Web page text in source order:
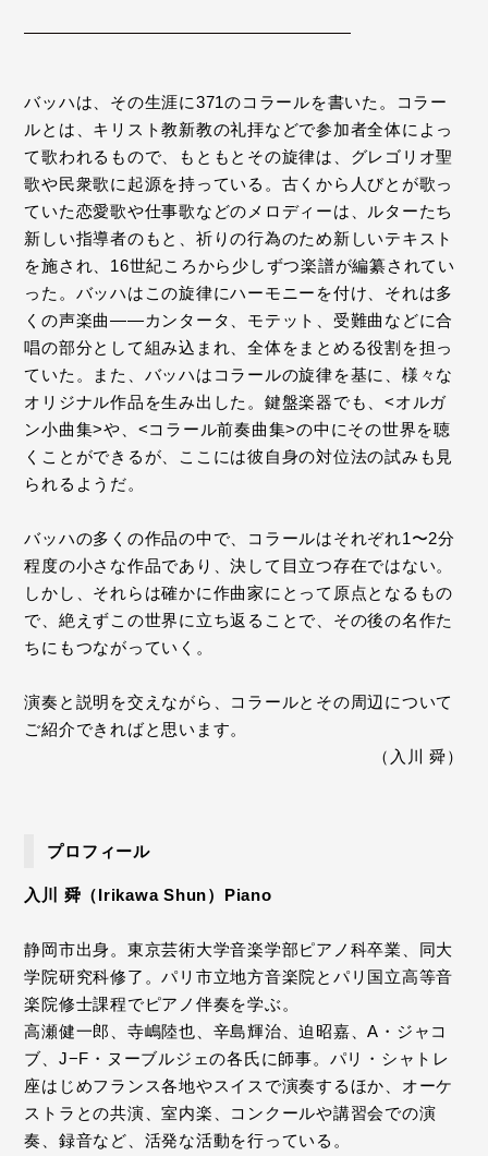
バッハは、その生涯に371のコラールを書いた。コラー
ルとは、キリスト教新教の礼拝などで参加者全体によっ
て歌われるもので、もともとその旋律は、グレゴリオ聖
歌や民衆歌に起源を持っている。古くから人びとが歌っ
ていた恋愛歌や仕事歌などのメロディーは、ルターたち
新しい指導者のもと、祈りの行為のため新しいテキスト
を施され、16世紀ころから少しずつ楽譜が編纂されてい
った。バッハはこの旋律にハーモニーを付け、それは多
くの声楽曲――カンタータ、モテット、受難曲などに合
唱の部分として組み込まれ、全体をまとめる役割を担っ
ていた。また、バッハはコラールの旋律を基に、様々な
オリジナル作品を生み出した。鍵盤楽器でも、<オルガ
ン小曲集>や、<コラール前奏曲集>の中にその世界を聴
くことができるが、ここには彼自身の対位法の試みも見
られるようだ。
バッハの多くの作品の中で、コラールはそれぞれ1〜2分
程度の小さな作品であり、決して目立つ存在ではない。
しかし、それらは確かに作曲家にとって原点となるもの
で、絶えずこの世界に立ち返ることで、その後の名作た
ちにもつながっていく。
演奏と説明を交えながら、コラールとその周辺について
ご紹介できればと思います。
（入川 舜）
プロフィール
入川 舜（Irikawa Shun）Piano
静岡市出身。東京芸術大学音楽学部ピアノ科卒業、同大
学院研究科修了。パリ市立地方音楽院とパリ国立高等音
楽院修士課程でピアノ伴奏を学ぶ。
高瀬健一郎、寺嶋陸也、辛島輝治、迫昭嘉、A・ジャコ
ブ、J−F・ヌーブルジェの各氏に師事。パリ・シャトレ
座はじめフランス各地やスイスで演奏するほか、オーケ
ストラとの共演、室内楽、コンクールや講習会での演
奏、録音など、活発な活動を行っている。